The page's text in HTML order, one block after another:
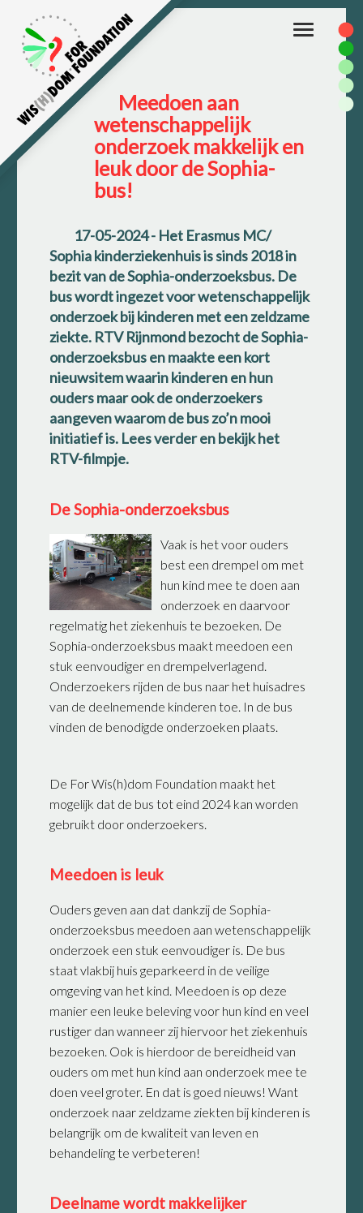
Toggle
navigation
Meedoen aan
wetenschappelijk
onderzoek makkelijk en
leuk door de Sophia-
bus!
17-05-2024- Het Erasmus MC/
Sophia kinderziekenhuis is sinds 2018 in
bezit van de Sophia-onderzoeksbus. De
bus wordt ingezet voor wetenschappelijk
onderzoek bij kinderen met een zeldzame
ziekte. RTV Rijnmond bezocht de Sophia-
onderzoeksbus en maakte een kort
nieuwsitem waarin kinderen en hun
ouders maar ook de onderzoekers
aangeven waarom de bus zo’n mooi
initiatief is. Lees verder en bekijk het
RTV-filmpje.
De Sophia-onderzoeksbus
Vaak is het voor ouders
best een drempel om met
hun kind mee te doen aan
onderzoek en daarvoor
regelmatig het ziekenhuis te bezoeken. De
Sophia-onderzoeksbus maakt meedoen een
stuk eenvoudiger en drempelverlagend.
Onderzoekers rijden de bus naar het huisadres
van de deelnemende kinderen toe. In de bus
vinden de benodigde onderzoeken plaats.
De For Wis(h)dom Foundation maakt het
mogelijk dat de bus tot eind 2024 kan worden
gebruikt door onderzoekers.
Meedoen is leuk
Ouders geven aan dat dankzij de Sophia-
onderzoeksbus meedoen aan wetenschappelijk
onderzoek een stuk eenvoudiger is. De bus
staat vlakbij huis geparkeerd in de veilige
omgeving van het kind. Meedoen is op deze
manier een leuke beleving voor hun kind en veel
rustiger dan wanneer zij hiervoor het ziekenhuis
bezoeken. Ook is hierdoor de bereidheid van
ouders om met hun kind aan onderzoek mee te
doen veel groter. En dat is goed nieuws! Want
onderzoek naar zeldzame ziekten bij kinderen is
belangrijk om de kwaliteit van leven en
behandeling te verbeteren!
Deelname wordt makkelijker